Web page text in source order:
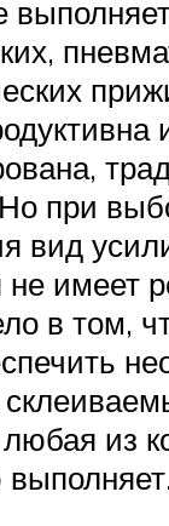
при
вид
не имеет
в том,
из